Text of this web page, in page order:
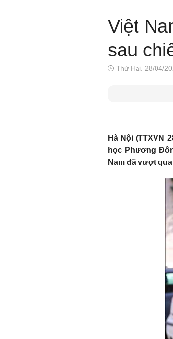
Việt
sau
Thứ Hai, 28/04/
Hà Nội (TTXVN
học Phương
Nam đã vượt